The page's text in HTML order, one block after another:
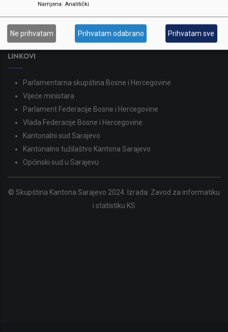
Adresa: Sarajevo, Reisa Džemaludina Čauševića 1
387 33 562-044
387 33 562-210
skupstina@skupstina.ks.gov.ba
LINKOVI
Parlamentarna skupština Bosne i Hercegovine
Vijeće ministara
Parlament Federacije Bosne i Hercegovine
Vlada Federacije Bosne i Hercegovine
Kantonalni sud Sarajevo
Kantonalno tužilaštvo Kantona Sarajevo
Općinski sud u Sarajevu
© Skupština Kantona Sarajevo 2024. Izrada: Zavod za informatiku
i statistiku KS
Namjena: Analitički
Ne prihvatam Prihvatam odabrano Prihvatam sve